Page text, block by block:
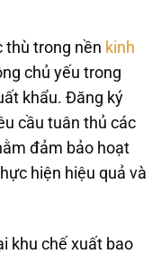
thù trong nền kinh
chủ yếu trong
khẩu. Đăng ký
cầu tuân thủ các
đảm bảo hoạt
hiện hiệu quả và
khu chế xuất bao